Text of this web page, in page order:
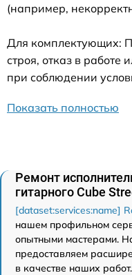
(например,
Для комплектующих:
строя, отказ в работе
при соблюдении
Показать полностью
Ремонт
гитарного Cube
[dataset:services:name]
нашем профильном
опытными мастерами.
предоставляем
в качестве наших